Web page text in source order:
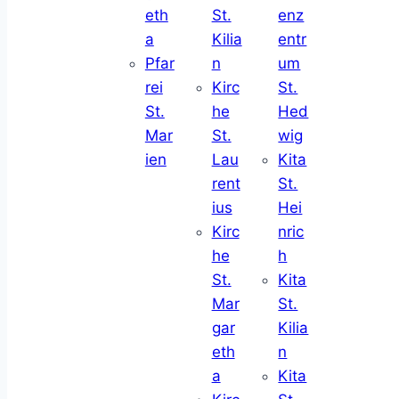
eth
a
Pfar
rei
St.
Mar
ien
St.
Kilia
n
Kirc
he
St.
Lau
rent
ius
Kirc
he
St.
Mar
gar
eth
a
enz
entr
um
St.
Hed
wig
Kita
St.
Hei
nric
h
Kita
St.
Kilia
n
Kita